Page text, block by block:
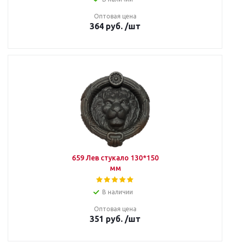
Оптовая цена
364 руб. /шт
659 Лев стукало 130*150
мм
В наличии
Оптовая цена
351 руб. /шт